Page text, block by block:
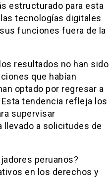
estructurado para esta
tecnologías digitales
funciones fuera de la
resultados no han sido
que habían
optado por regresar a
tendencia refleja los
supervisar
llevado a solicitudes de
peruanos?
en los derechos y